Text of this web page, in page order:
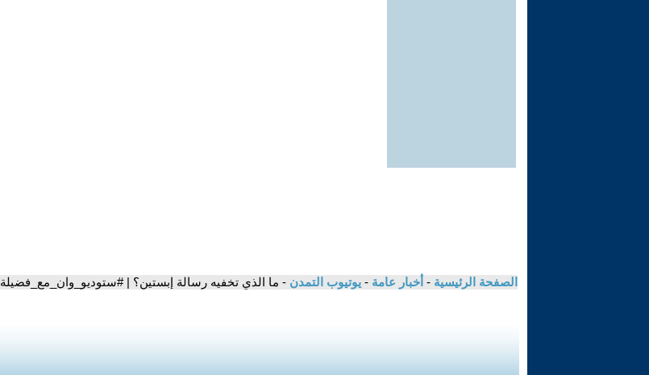
الصفحة الرئيسية - أخبار عامة - يوتيوب التمدن - ما الذي تخفيه رسالة إبستين؟ | #ستوديو_وان_مع_فضيلة